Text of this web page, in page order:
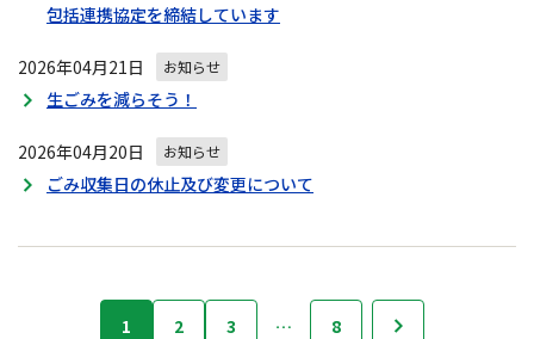
包括連携協定を締結しています
2026年04月21日 お知らせ
生ごみを減らそう！
2026年04月20日 お知らせ
ごみ収集日の休止及び変更について
1 2 3 … 8